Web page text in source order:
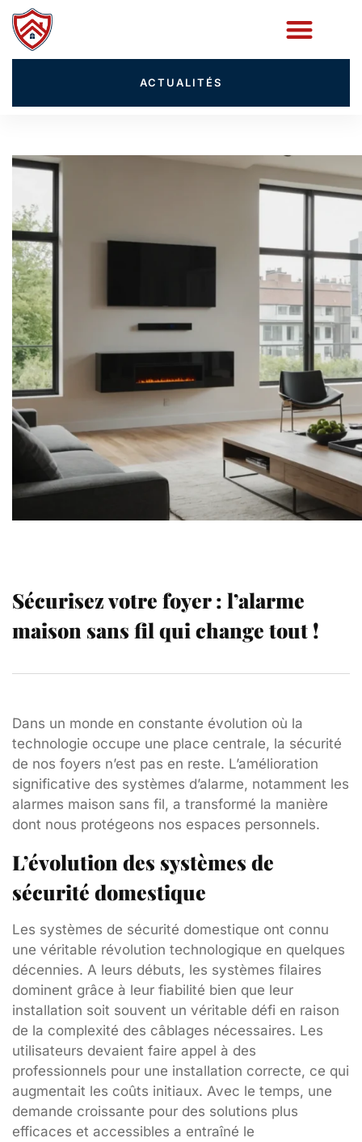
ACTUALITÉS
Sécurisez votre foyer : l’alarme
maison sans fil qui change tout !
Dans un monde en constante évolution où la
technologie occupe une place centrale, la sécurité
de nos foyers n’est pas en reste. L’amélioration
significative des systèmes d’alarme, notamment les
alarmes maison sans fil, a transformé la manière
dont nous protégeons nos espaces personnels.
L’évolution des systèmes de
sécurité domestique
Les systèmes de sécurité domestique ont connu
une véritable révolution technologique en quelques
décennies. A leurs débuts, les systèmes filaires
dominent grâce à leur fiabilité bien que leur
installation soit souvent un véritable défi en raison
de la complexité des câblages nécessaires. Les
utilisateurs devaient faire appel à des
professionnels pour une installation correcte, ce qui
augmentait les coûts initiaux. Avec le temps, une
demande croissante pour des solutions plus
efficaces et accessibles a entraîné le